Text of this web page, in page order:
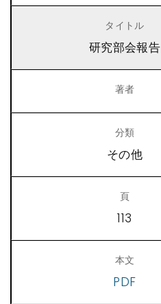
研究部会報告
その他
113
PDF